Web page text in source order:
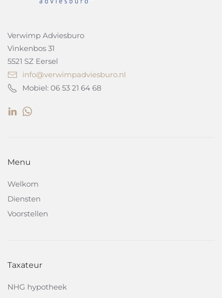
Verwimp Adviesburo
Vinkenbos 31
5521 SZ Eersel
info@verwimpadviesburo.nl
Mobiel: 06 53 21 64 68
Menu
Welkom
Diensten
Voorstellen
Taxateur
NHG hypotheek